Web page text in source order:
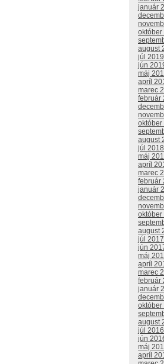
január
október
august
júl 2019
jún
máj
apríl
marec
február
október
august
júl 2018
máj
apríl
marec
február
január
október
august
júl 2017
jún
máj
apríl
marec
február
január
október
august
júl 2016
jún
máj
apríl